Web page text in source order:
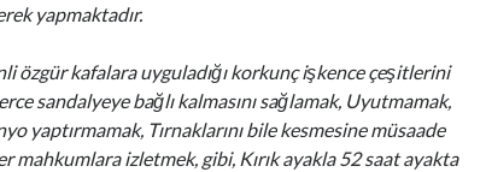
yapmaktadır.
özgür kafalara uyguladığı korkunç işkence çeşitlerini
sandalyeye bağlı kalmasını sağlamak, Uyutmamak,
yaptırmamak, Tırnaklarını bile kesmesine müsaade
mahkumlara izletmek, gibi, Kırık ayakla 52 saat ayakta